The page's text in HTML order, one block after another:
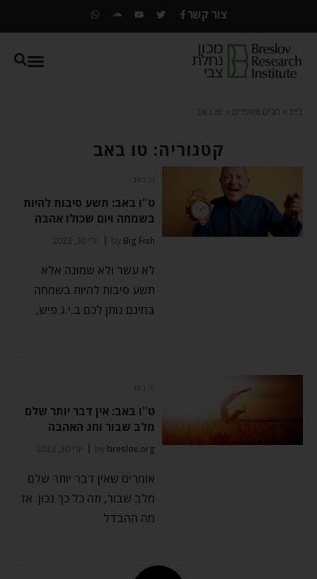
צור קשר
בית חגים ומועדים טו באב
קטגוריה: טו באב
טו באב
ט"ו באב: תשע סיבות להיות
בשמחה ויום שכולו אהבה
by Big Fish יולי 30, 2023
לא עשר ולא שמונה אלא
תשע סיבות להיות בשמחה
בחינם נותן לכם ב.י.ג פיש,
טו באב
ט"ו באב: אין דבר יותר שלם
מלב שבור וחג האהבה
by breslov.org יולי 30, 2023
אומרים שאין דבר יותר שלם
מלב שבור, וזה כל כך נכון. אז
מה ההבדל